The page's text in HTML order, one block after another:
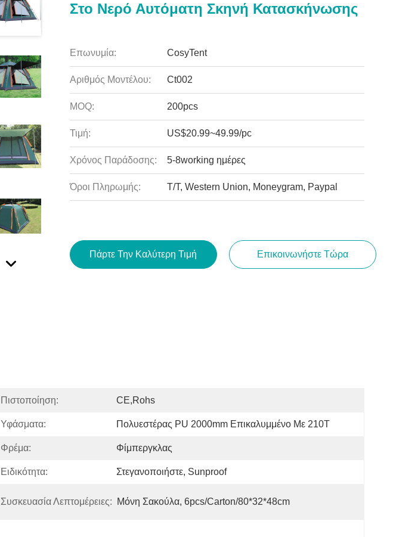
Στο Νερό Αυτόματη Σκηνή Κατασκήνωσης
Επωνυμία: CosyTent
Αριθμός Μοντέλου: Ct002
MOQ: 200pcs
Τιμή: US$20.99~49.99/pc
Χρόνος Παράδοσης: 5-8working ημέρες
Όροι Πληρωμής: T/T, Western Union, Moneygram, Paypal
Πάρτε Την Καλύτερη Τιμή Επικοινωνήστε Τώρα
Πιστοποίηση: CE,Rohs
Υφάσματα: Πολυεστέρας PU 2000mm Επικαλυμμένο Με 210T
Φρέμα: Φίμπεργκλας
Ειδικότητα: Στεγανοποιήστε, Sunproof
Συσκευασία Λεπτομέρειες: Μόνη Σακούλα, 6pcs/carton/80*32*48cm